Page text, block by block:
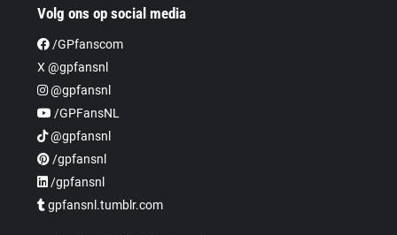
Volg ons op social media
/GPfanscom
X @gpfansnl
@gpfansnl
/GPFansNL
@gpfansnl
/gpfansnl
/gpfansnl
gpfansnl.tumblr.com